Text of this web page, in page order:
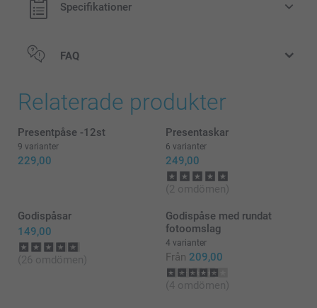
Specifikationer
FAQ
Relaterade produkter
Presentpåse -12st
9 varianter
229,00
Presentaskar
6 varianter
249,00
(2 omdömen)
Godispåsar
149,00
(26 omdömen)
Godispåse med rundat
fotoomslag
4 varianter
Från 209,00
(4 omdömen)